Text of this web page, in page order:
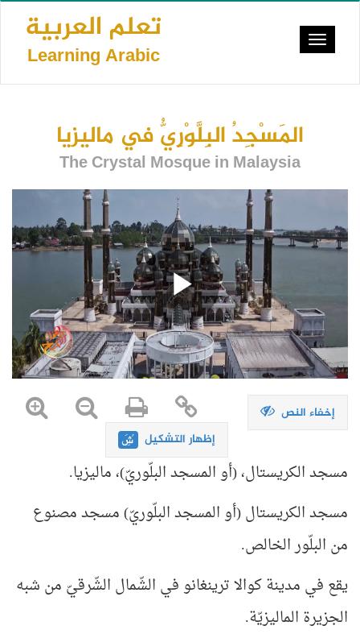
Skip
content
تعلم العربية
Learning Arabic
Toggle
المَسْجِدُ البِلَّوْرِيُّ في ماليزيا
The Crystal Mosque in Malaysia
إخفاء النص
إظهار التشكيل
مسجد الكريستال، (أو المسجد البلّوريّ)، ماليزيا.
مسجد الكريستال (أو المسجد البلّوريّ) مسجد مصنوع
من البلّور الخالص.
يقع في مدينة كوالا ترينغانو في الشّمال الشّرقيّ من شبه
الجزيرة الماليزيّة.